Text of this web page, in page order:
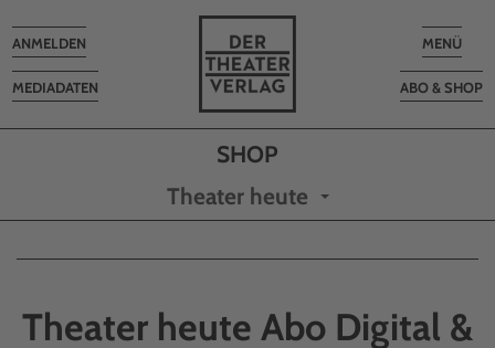
Toggle
MENÜ
ABO & SHOP
MEDIADATEN
Toggle
navigation
ANMELDEN
Theater heute
Theater heute Abo Digital &